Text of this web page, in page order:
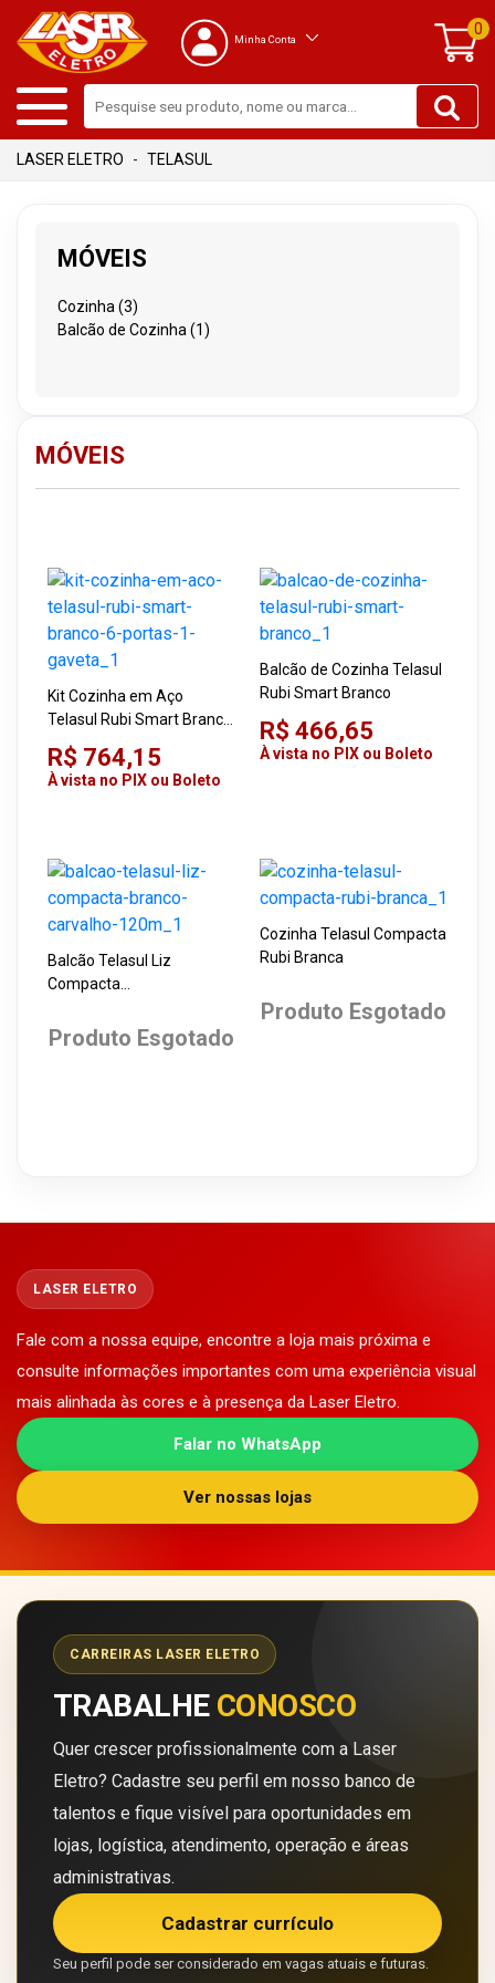
Minha Conta
0
TELASUL
MÓVEIS
Cozinha (3)
Balcão de Cozinha (1)
MÓVEIS
Kit Cozinha em Aço
Telasul Rubi Smart Branco
6 Portas 1 Gaveta
R$ 764,15
À vista no PIX ou Boleto
Balcão de Cozinha Telasul
Rubi Smart Branco
R$ 466,65
À vista no PIX ou Boleto
Balcão Telasul Liz
Compacta
Produto Esgotado
Cozinha Telasul Compacta
Rubi Branca
Produto Esgotado
LASER ELETRO
Fale com a nossa equipe, encontre a loja mais próxima e
consulte informações importantes com uma experiência visual
mais alinhada às cores e à presença da Laser Eletro.
Falar no WhatsApp
Ver nossas lojas
CARREIRAS LASER ELETRO
TRABALHE CONOSCO
Quer crescer profissionalmente com a Laser
Eletro? Cadastre seu perfil em nosso banco de
talentos e fique visível para oportunidades em
lojas, logística, atendimento, operação e áreas
administrativas.
Cadastrar currículo
Seu perfil pode ser considerado em vagas atuais e futuras.